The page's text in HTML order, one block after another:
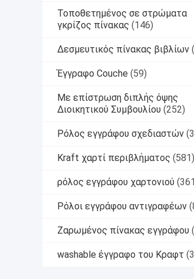
Τοποθετημένος σε στρώματα
γκρίζος πίνακας (146)
Δεσμευτικός πίνακας βιβλίων
Έγγραφο Couche (59)
Με επίστρωση διπλής όψης
Διοικητικού Συμβουλίου (252)
Ρόλος εγγράφου σχεδιαστών
Kraft χαρτί περιβλήματος (581)
ρόλος εγγράφου χαρτονιού
Ρόλοι εγγράφου αντιγραφέων
Ζαρωμένος πίνακας εγγράφου
washable έγγραφο του Κραφτ